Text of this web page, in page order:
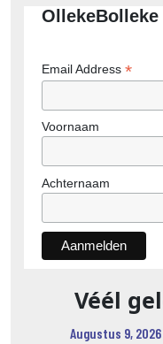
Email Address *
Voornaam
Achternaam
Véél
Augustus 9, 2026